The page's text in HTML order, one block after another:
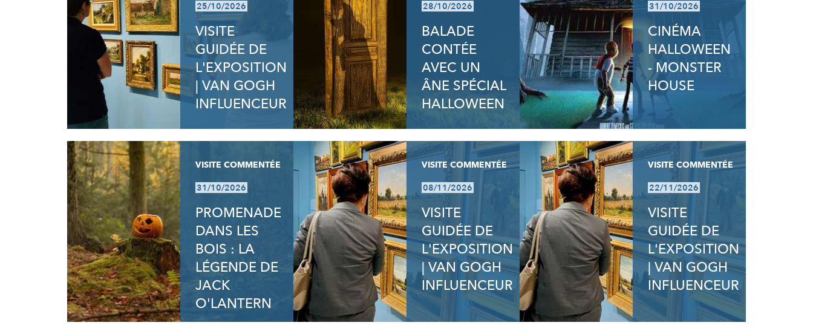
25/10/2026
VISITE
GUIDÉE DE
L'EXPOSITION
| VAN GOGH
INFLUENCEUR
28/10/2026
BALADE
CONTÉE
AVEC UN
ÂNE SPÉCIAL
HALLOWEEN
31/10/2026
CINÉMA
HALLOWEEN
- MONSTER
HOUSE
VISITE COMMENTÉE
31/10/2026
PROMENADE
DANS LES
BOIS : LA
LÉGENDE DE
JACK
O'LANTERN
VISITE COMMENTÉE
08/11/2026
VISITE
GUIDÉE DE
L'EXPOSITION
| VAN GOGH
INFLUENCEUR
VISITE COMMENTÉE
22/11/2026
VISITE
GUIDÉE DE
L'EXPOSITION
| VAN GOGH
INFLUENCEUR